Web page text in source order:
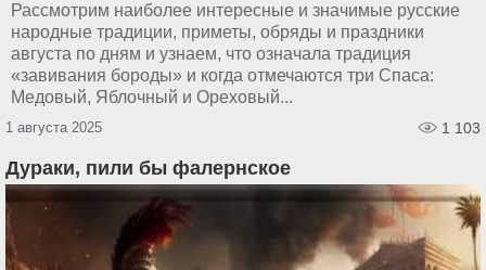
Рассмотрим наиболее интересные и значимые русские
народные традиции, приметы, обряды и праздники
августа по дням и узнаем, что означала традиция
«завивания бороды» и когда отмечаются три Спаса:
Медовый, Яблочный и Ореховый...
1 августа 2025 1 103
Дураки, пили бы фалернское